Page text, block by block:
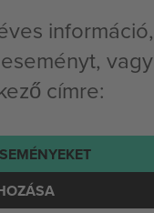
információ,
vagy
címre: